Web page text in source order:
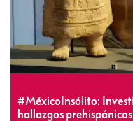
#MéxicoInsólito:
hallazgos prehispánicos